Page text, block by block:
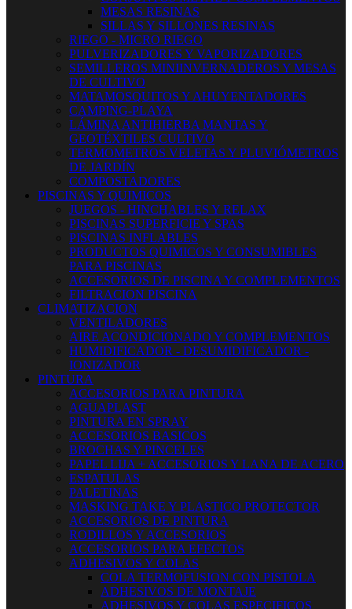
MESAS RESINAS
SILLAS Y SILLONES RESINAS
RIEGO - MICRO RIEGO
PULVERIZADORES Y VAPORIZADORES
SEMILLEROS MINIINVERNADEROS Y MESAS
DE CULTIVO
MATAMOSQUITOS Y AHUYENTADORES
CAMPING-PLAYA
LÁMINA ANTIHIERBA MANTAS Y
GEOTÉXTILES CULTIVO
TERMOMETROS VELETAS Y PLUVIÓMETROS
DE JARDÍN
COMPOSTADORES
PISCINAS Y QUIMICOS
JUEGOS - HINCHABLES Y RELAX
PISCINAS SUPERFICIE Y SPAS
PISCINAS INFLABLES
PRODUCTOS QUIMICOS Y CONSUMIBLES
PARA PISCINAS
ACCESORIOS DE PISCINA Y COMPLEMENTOS
FILTRACION PISCINA
CLIMATIZACION
VENTILADORES
AIRE ACONDICIONADO Y COMPLEMENTOS
HUMIDIFICADOR - DESUMIDIFICADOR -
IONIZADOR
PINTURA
ACCESORIOS PARA PINTURA
AGUAPLAST
PINTURA EN SPRAY
ACCESORIOS BASICOS
BROCHAS Y PINCELES
PAPEL LIJA + ACCESORIOS Y LANA DE ACERO
ESPATULAS
PALETINAS
MASKING TAKE Y PLASTICO PROTECTOR
ACCESORIOS DE PINTURA
RODILLOS Y ACCESORIOS
ACCESORIOS PARA EFECTOS
ADHESIVOS Y COLAS
COLA TERMOFUSION CON PISTOLA
ADHESIVOS DE MONTAJE
ADHESIVOS Y COLAS ESPECIFICOS